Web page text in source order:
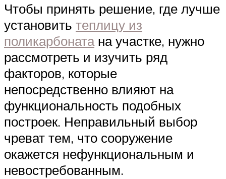
Чтобы принять решение, где лучше
установить теплицу из
поликарбонатана участке, нужно
рассмотреть и изучить ряд
факторов, которые
непосредственно влияют на
функциональность подобных
построек. Неправильный выбор
чреват тем, что сооружение
окажется нефункциональным и
невостребованным.